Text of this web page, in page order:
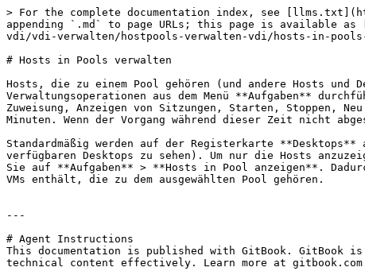
> For the complete documentation index, see
appending `.md` to page URLs; this page is available
vdi/vdi-verwalten/hostpools-verwalten-vdi/hosts-in-
# Hosts in Pools verwalten
Hosts, die zu einem Pool gehören (und andere Hosts
Verwaltungsoperationen aus dem Menü **Aufgaben**
Zuweisung, Anzeigen von Sitzungen, Starten, Stoppen,
Minuten. Wenn der Vorgang während dieser Zeit nicht
Standardmäßig werden auf der Registerkarte
verfügbaren Desktops zu sehen). Um nur die Hosts
Sie auf **Aufgaben** > **Hosts in Pool anzeigen**.
VMs enthält, die zu dem ausgewählten Pool gehören.
---
# Agent Instructions
This documentation is published with GitBook. GitBook
technical content effectively. Learn more at